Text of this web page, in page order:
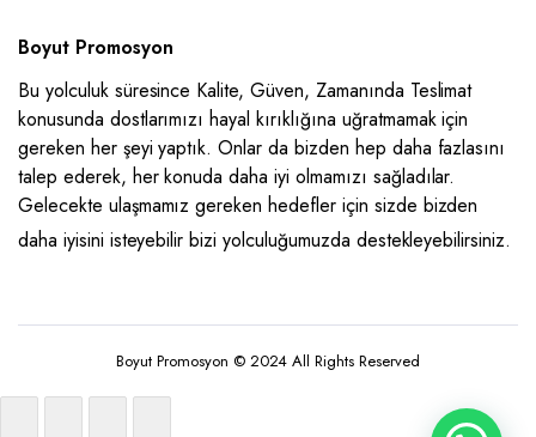
Boyut Promosyon
Bu yolculuk süresince Kalite, Güven, Zamanında Teslimat
konusunda dostlarımızı hayal kırıklığına uğratmamak için
gereken her şeyi yaptık. Onlar da bizden hep daha fazlasını
talep ederek, her konuda daha iyi olmamızı sağladılar.
Gelecekte ulaşmamız gereken hedefler için sizde bizden
daha iyisini isteyebilir bizi yolculuğumuzda destekleyebilirsiniz.
Boyut Promosyon © 2024 All Rights Reserved